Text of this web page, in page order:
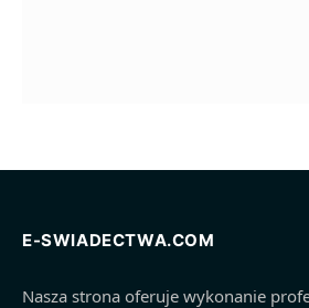
E-SWIADECTWA.COM
Nasza strona oferuje wykonanie